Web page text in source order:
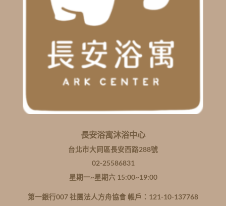
長安浴寓沐浴中心
台北市大同區長安西路288號
02-25586831
星期一~星期六 15:00~19:00
第一銀行007 社團法人方舟協會 帳戶：121-10-137768